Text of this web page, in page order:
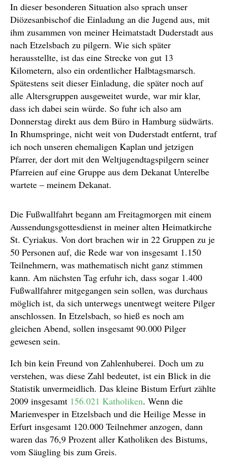
In dieser besonderen Situation also sprach unser
Diözesanbischof die Einladung an die Jugend aus, mit
ihm zusammen von meiner Heimatstadt Duderstadt aus
nach Etzelsbach zu pilgern. Wie sich später
herausstellte, ist das eine Strecke von gut 13
Kilometern, also ein ordentlicher Halbtagsmarsch.
Spätestens seit dieser Einladung, die später noch auf
alle Altersgruppen ausgeweitet wurde, war mir klar,
dass ich dabei sein würde. So fuhr ich also am
Donnerstag direkt aus dem Büro in Hamburg südwärts.
In Rhumspringe, nicht weit von Duderstadt entfernt, traf
ich noch unseren ehemaligen Kaplan und jetzigen
Pfarrer, der dort mit den Weltjugendtagspilgern seiner
Pfarreien auf eine Gruppe aus dem Dekanat Unterelbe
wartete – meinem Dekanat.
Die Fußwallfahrt begann am Freitagmorgen mit einem
Aussendungsgottesdienst in meiner alten Heimatkirche
St. Cyriakus. Von dort brachen wir in 22 Gruppen zu je
50 Personen auf, die Rede war von insgesamt 1.150
Teilnehmern, was mathematisch nicht ganz stimmen
kann. Am nächsten Tag erfuhr ich, dass sogar 1.400
Fußwallfahrer mitgegangen sein sollen, was durchaus
möglich ist, da sich unterwegs unentwegt weitere Pilger
anschlossen. In Etzelsbach, so hieß es noch am
gleichen Abend, sollen insgesamt 90.000 Pilger
gewesen sein.
Ich bin kein Freund von Zahlenhuberei. Doch um zu
verstehen, was diese Zahl bedeutet, ist ein Blick in die
Statistik unvermeidlich. Das kleine Bistum Erfurt zählte
2009 insgesamt 156.021 Katholiken. Wenn die
Marienvesper in Etzelsbach und die Heilige Messe in
Erfurt insgesamt 120.000 Teilnehmer anzogen, dann
waren das 76,9 Prozent aller Katholiken des Bistums,
vom Säugling bis zum Greis.